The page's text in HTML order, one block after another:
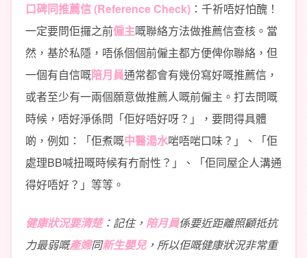
口碑同推薦信 (Reference Check) ：千祈唔好怕醜！
一定要問佢攞之前僱主嘅聯絡方法做推薦信查核。當
然，基於私隱，唔係個個前僱主都方便俾你聯絡，但
一個有自信嘅陪月員通常都會有幾份寫好嘅推薦信，
或者至少有一兩個願意做推薦人嘅前僱主。打去問嘅
時候，唔好淨係問「佢好唔好呀？」，要問得具體
啲，例如：「佢煮嘅中醫湯水啱唔啱口味？」、「佢
處理BB喊扭嘅時候有冇耐性？」、「佢同屋企人溝通
得好唔好？」等等。
健康狀況要清楚：記住， 陪月員係要近距離照顧抵抗
力最弱嘅產婦同新生嬰兒，所以佢嘅健康狀況非常重